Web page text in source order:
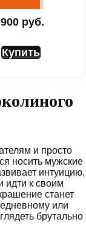
руб.
Купить
и просто
носить мужские
интуицию,
идти к своим
станет
или
брутально